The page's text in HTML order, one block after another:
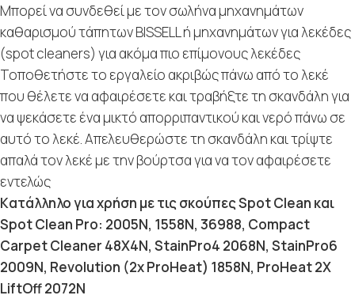
Μπορεί να συνδεθεί με τον σωλήνα μηχανημάτων
καθαρισμού τάπητων BISSELL ή μηχανημάτων για λεκέδες
(spot cleaners) για ακόμα πιο επίμονους λεκέδες
Τοποθετήστε το εργαλείο ακριβώς πάνω από το λεκέ
που θέλετε να αφαιρέσετε και τραβήξτε τη σκανδάλη για
να ψεκάσετε ένα μικτό απορριπαντικού και νερό πάνω σε
αυτό το λεκέ. Απελευθερώστε τη σκανδάλη και τρίψτε
απαλά τον λεκέ με την βούρτσα για να τον αφαιρέσετε
εντελώς
Kατάλληλο για χρήση με τις σκούπες Spot Clean και
Spot Clean Pro: 2005N, 1558N, 36988, Compact
Carpet Cleaner 48X4N, StainPro4 2068N, StainPro6
2009N, Revolution (2x ProHeat) 1858N, ProHeat 2X
LiftOff 2072N